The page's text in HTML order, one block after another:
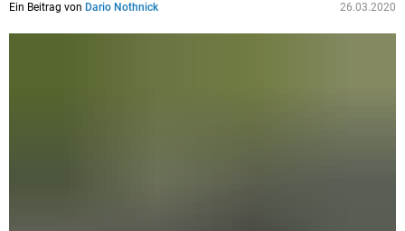
Ein Beitrag von Dario Nothnick 26.03.2020